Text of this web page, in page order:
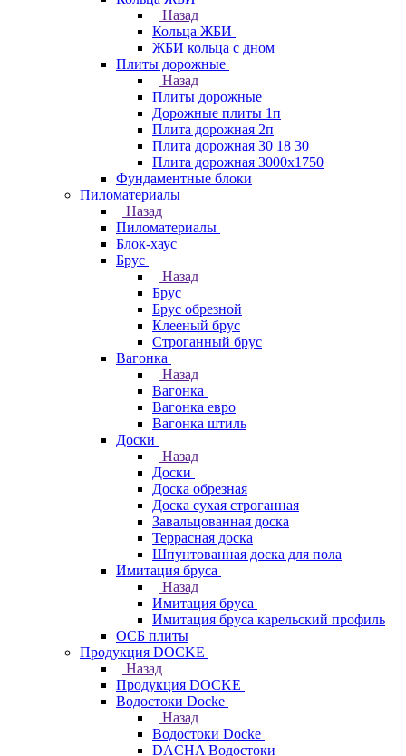
Назад
Кольца ЖБИ
ЖБИ кольца с дном
Плиты дорожные
Назад
Плиты дорожные
Дорожные плиты 1п
Плита дорожная 2п
Плита дорожная 30 18 30
Плита дорожная 3000х1750
Фундаментные блоки
Пиломатериалы
Назад
Пиломатериалы
Блок-хаус
Брус
Назад
Брус
Брус обрезной
Клееный брус
Строганный брус
Вагонка
Назад
Вагонка
Вагонка евро
Вагонка штиль
Доски
Назад
Доски
Доска обрезная
Доска сухая строганная
Завальцованная доска
Террасная доска
Шпунтованная доска для пола
Имитация бруса
Назад
Имитация бруса
Имитация бруса карельский профиль
ОСБ плиты
Продукция DOCKE
Назад
Продукция DOCKE
Водостоки Docke
Назад
Водостоки Docke
DACHA Водостоки